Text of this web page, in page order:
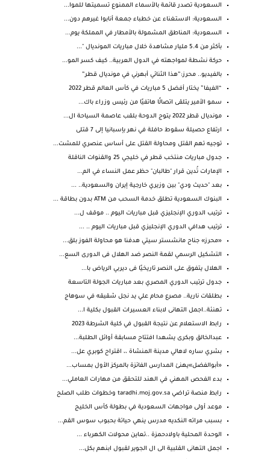
السعودية تصدر قائمة بالأسماء الممنوع تسميتها للموا...
السعودية: الاستغناء عن خطباء جمعة أنابوا غيرهم دون...
السعودية: المناطق المشمولة بالأمطار في المملكة يوم...
بأكثر من 5.4 مليار مشاهدة خلال مباريات المونديال "...
حركة نشطة لمواجهته في الدول العربية.. كيف كسر المو...
بالفيديو.. محرز:”هذا الثنائي أبهرني في مونديال قطر”
“الفيفا” يختار أفضل 5 مباريات في كأس العالم قطر 2022
سمو الأمير يتلقى اتصالًا هاتفيًا من رئيس وزراء باك...
مونديال قطر 2022 يتوج الدوحة بلقب عاصمة السياحة ال...
ارتفاع حصيلة سقوط حافلة في نهر بإسبانيا إلى 7 قتلى
توجيه تهم القتل ومحاولة القتل على أساس عنصري للمشت...
جدول مباريات منتخب قطر في خليجي 25 والقنوات الناقلة
الإمارات تُدين قرار "طالبان" حظر عمل النساء في الم...
بعد "حديث ودي" بين وزيري خارجية إيران والسعودية.. ...
البنوك السعودية تطلق خدمة السحب من ATM بدون بطاقة ...
ترتيب الدوري الإنجليزي قبل مباريات اليوم .. موقف ل...
ترتيب هدافي الدوري الإنجليزي قبل مباريات اليوم .. ...
«محرز» جناح مانشستر سيتي هدفنا هو محاولة الفوز بلق...
التشكيل الرسمي لقمة النصر ضد الهلال فى الدورى السع...
الهلال يتفوق على النصر تاريخيًا فى ديربي الرياض با...
جدول ترتيب الدوري المصري بعد مباريات الجولة التاسعة
بطلقات نارية.. مصرع محام علي يد نجل شقيقه في سوهاج
تهنئة..اجمل التهانى لابناء العسيرات القبول بكلية ا...
رابط الاستعلام عن نتيجة القبول في كلية الشرطة 2023
عبدالخالق وبكرى يشهدا افتتاح مسابقة أوائل الطلبة...
بشري ساره لاهالي مدينة المنشاة ،، اقتراح كوبري عل...
«أبوالفضل»يهنئ المدارس الفائزة بالمركز الأول بمساب...
بدء الفحص المهني في الهند للتحقق من مهارات العاملي...
رابط منصة تراضي taradhi.moj.gov.sa‎ وخطوات طلب الصلح
موعد أولى مواجهات السعودية في بطولة كأس الخليج
بسبب مراته النكديه مدرس ينهي حياتة بحبوب سوس القم...
الوحدة المحلية باولادحمزة ..تعاين محولات الكهرباء ...
اجمل التهانى القلبية الى ال الجوير لقبول ابنهم بكل...